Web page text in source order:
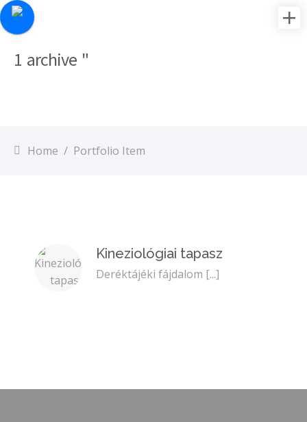
1 archive "
Home / Portfolio Item
Kineziológiai tapasz
Deréktájéki fájdalom [...]